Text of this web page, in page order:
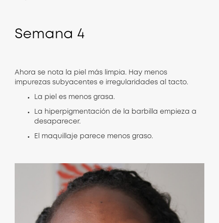
Semana 4
Ahora se nota la piel más limpia. Hay menos
impurezas subyacentes e irregularidades al tacto.
La piel es menos grasa.
La hiperpigmentación de la barbilla empieza a
desaparecer.
El maquillaje parece menos graso.